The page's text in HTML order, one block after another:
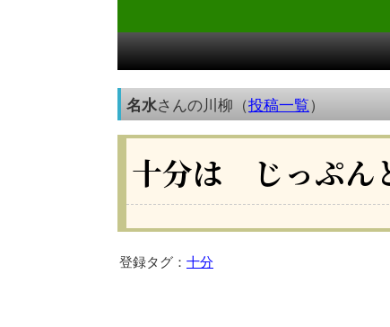
名水さんの川柳（投稿一覧）
十分は じっぷん
登録タグ： 十分